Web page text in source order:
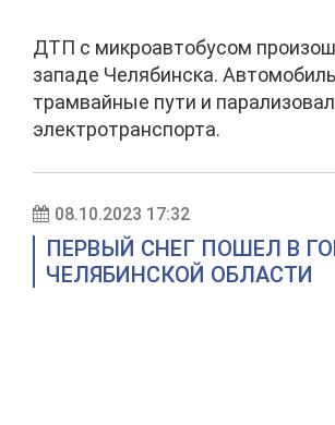
ДТП с микроавтобусом
западе Челябинска.
трамвайные пути и
электротранспорта.
08.10.2023 17:32
ПЕРВЫЙ СНЕГ ПОШЕЛ В
ЧЕЛЯБИНСКОЙ ОБЛАСТИ